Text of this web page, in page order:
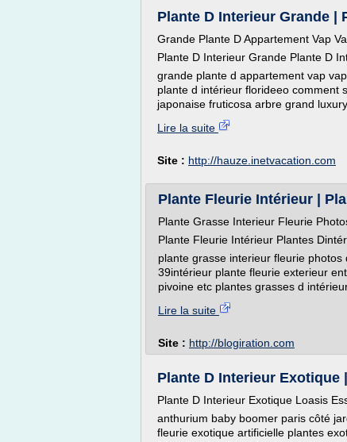
Plante D Interieur Grande |
Grande Plante D Appartement Vap
Plante D Interieur Grande Plante D
grande plante d appartement vap
plante d intérieur florideeo comment
japonaise fruticosa arbre grand
Lire la suite
Site : http://hauze.inetvacation.com
Plante Fleurie Intérieur |
Plante Grasse Interieur Fleurie
Plante Fleurie Intérieur Plantes
plante grasse interieur fleurie
39intérieur plante fleurie exterieur
pivoine etc plantes grasses d
Lire la suite
Site : http://blogiration.com
Plante D Interieur Exotique
Plante D Interieur Exotique Loasis
anthurium baby boomer paris côté
fleurie exotique artificielle plantes